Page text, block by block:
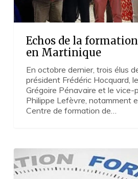
Echos de la formation
en Martinique
En octobre dernier, trois élus
président Frédéric Hocquard,
Grégoire Pénavaire et le vice-
Philippe Lefèvre, notamment
Centre de formation de…
Le
droit
à